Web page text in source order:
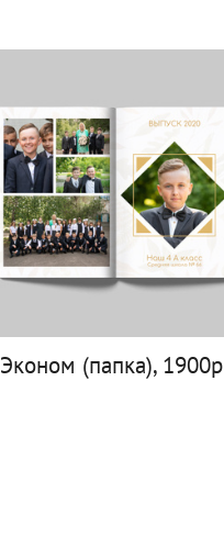
Эконом (папка), 1900р